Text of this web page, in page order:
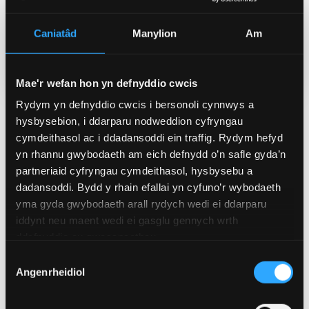
Caniatâd Manylion Am
Mae'r wefan hon yn defnyddio cwcis
Rydym yn defnyddio cwcis i bersonoli cynnwys a
hysbysebion, i ddarparu nodweddion cyfryngau
cymdeithasol ac i ddadansoddi ein traffig. Rydym hefyd
yn rhannu gwybodaeth am eich defnydd o’n safle gyda’n
partneriaid cyfryngau cymdeithasol, hysbysebu a
dadansoddi. Bydd y rhain efallai yn cyfuno’r wybodaeth
yma gyda gwybodaeth arall rydych wedi ei ddarparu
iddynt neu maent wedi ei gasglu gennych wrth
Caniatâd
Angenrheidiol
Newyddion Perthnasol